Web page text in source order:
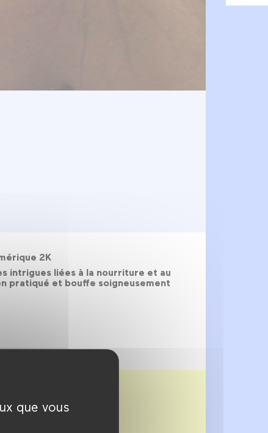
que vous
2K
intrigues liées à la nourriture et au
pratiqué et bouffe soigneusement